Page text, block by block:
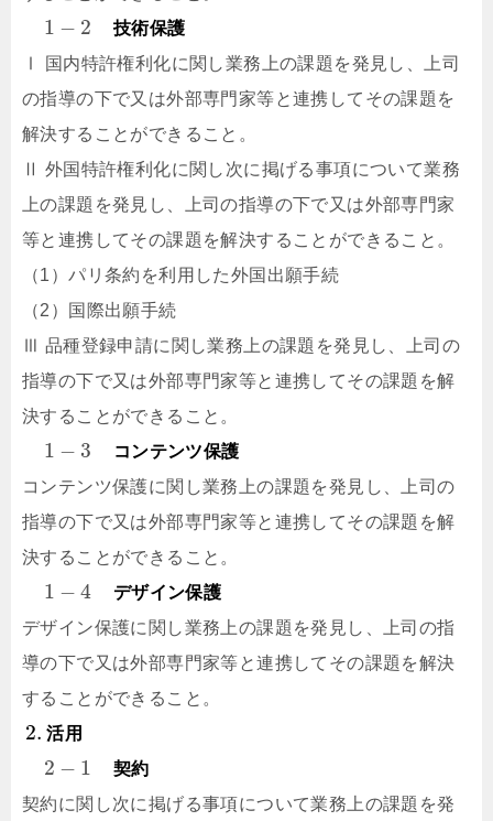
1 − 2
技術保護
Ⅰ 国内特許権利化に関し業務上の課題を発見し、上司
の指導の下で又は外部専門家等と連携してその課題を
解決することができること。
Ⅱ 外国特許権利化に関し次に掲げる事項について業務
上の課題を発見し、上司の指導の下で又は外部専門家
等と連携してその課題を解決することができること。
（1）パリ条約を利用した外国出願手続
（2）国際出願手続
Ⅲ 品種登録申請に関し業務上の課題を発見し、上司の
指導の下で又は外部専門家等と連携してその課題を解
決することができること。
1 − 3
コンテンツ保護
コンテンツ保護に関し業務上の課題を発見し、上司の
指導の下で又は外部専門家等と連携してその課題を解
決することができること。
1 − 4
デザイン保護
デザイン保護に関し業務上の課題を発見し、上司の指
導の下で又は外部専門家等と連携してその課題を解決
することができること。
2. 活用
2 − 1
契約
契約に関し次に掲げる事項について業務上の課題を発